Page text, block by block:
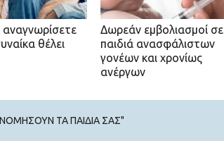
θέλει
Δωρεάν εμβολιασμοί σε
παιδιά ανασφάλιστων
γονέων και χρονίως
ανέργων
ΤΑ ΠΑΙΔΙΆ ΣΑΣ"